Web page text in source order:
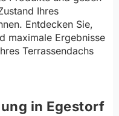
Ihres
Entdecken Sie,
maximale Ergebnisse
Terrassendachs
in Egestorf